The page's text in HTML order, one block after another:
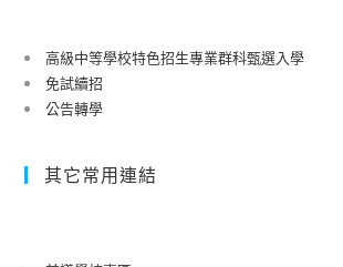
高級中等學校特色招生專業群科甄選入學
免試續招
公告轉學
其它常用連結